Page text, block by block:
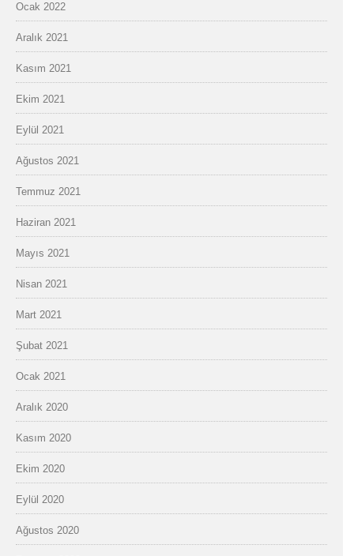
Ocak 2022
Aralık 2021
Kasım 2021
Ekim 2021
Eylül 2021
Ağustos 2021
Temmuz 2021
Haziran 2021
Mayıs 2021
Nisan 2021
Mart 2021
Şubat 2021
Ocak 2021
Aralık 2020
Kasım 2020
Ekim 2020
Eylül 2020
Ağustos 2020